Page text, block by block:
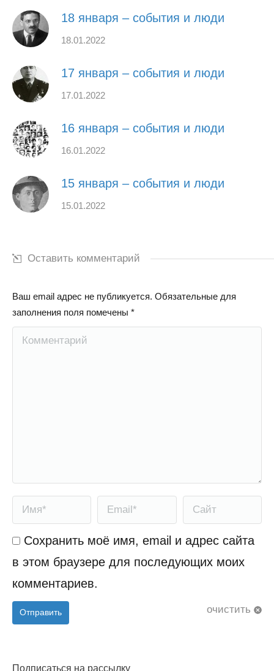
18 января – события и люди
18.01.2022
17 января – события и люди
17.01.2022
16 января – события и люди
16.01.2022
15 января – события и люди
15.01.2022
Оставить комментарий
Ваш email адрес не публикуется. Обязательные для
заполнения поля помечены *
Комментарий
Имя * Email * Сайт
Сохранить моё имя, email и адрес сайта
в этом браузере для последующих моих
комментариев.
очистить
Отправить
Подписаться на рассылку